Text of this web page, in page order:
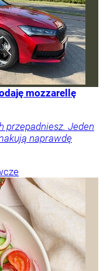
mozzarellę
przepadniesz. Jeden
naprawdę